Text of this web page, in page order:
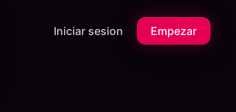
Iniciar sesion Empezar